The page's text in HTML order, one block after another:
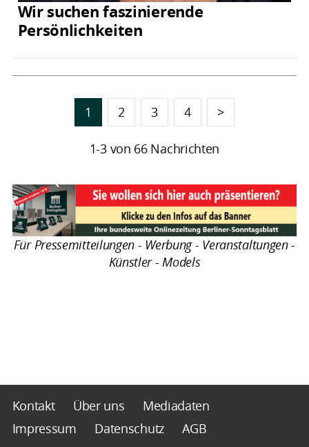
Wir suchen faszinierende
Persönlichkeiten
1 2 3 4 >
1-3 von 66 Nachrichten
Für Pressemitteilungen - Werbung - Veranstaltungen -
Künstler - Models
Kontakt Über uns
Mediadaten
Impressum
Datenschutz
AGB